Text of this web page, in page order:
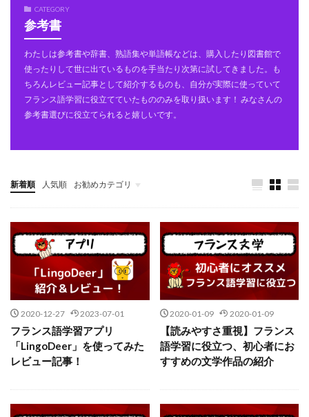
CATEGORY
参考書
わたしは参考書や辞書、熟語集や単語帳などは、購入したり図書館で
使ったりして世に出ているものを手当たり次第に試してきました。も
ちろんレビュー記事として紹介するものも、自分が実際に使っていて
フランス語学習に役立てていたもののみを取り扱います！ みなさんの
参考書選びに役立てられると嬉しいです。
新着順 人気順 お勧めカテゴリ
未分類
2020-12-27 2023-07-01
フランス語学習アプリ
「LingoDeer」を使ってみた
レビュー記事！
2020-01-09 2020-01-09
【読みやすさ重視】フランス
語学習に役立つ、初心者にお
すすめの文学作品の紹介